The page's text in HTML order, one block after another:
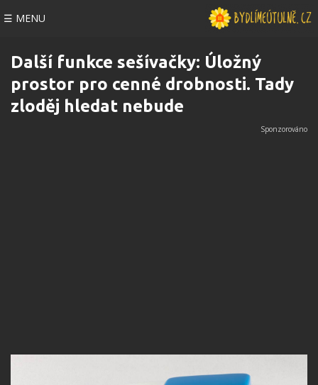
☰ MENU
Další funkce sešívačky: Úložný
prostor pro cenné drobnosti. Tady
zloděj hledat nebude